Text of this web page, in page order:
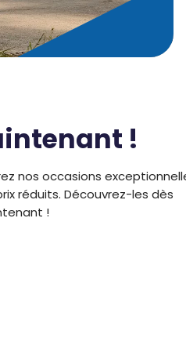
!
nos occasions
réduits. Découvrez-les dès
!